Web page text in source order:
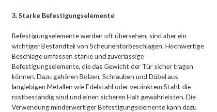
3. Starke Befestigungselemente
Befestigungselemente werden oft übersehen, sind aber ein
wichtiger Bestandteil von Scheunentorbeschlägen. Hochwertige
Beschläge umfassen starke und zuverlässige
Befestigungselemente, die das Gewicht der Tür sicher tragen
können. Dazu gehören Bolzen, Schrauben und Dübel aus
langlebigen Metallen wie Edelstahl oder verzinktem Stahl, die
rostbeständig sind und einen sicheren Halt gewährleisten. Die
Verwendung minderwertiger Befestigungselemente kann dazu